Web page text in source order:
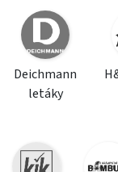
Deichmann
letáky